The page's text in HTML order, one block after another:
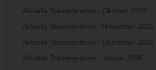
Aktuelle Steuertermine - Oktober 2025
Aktuelle Steuertermine - November 2025
Aktuelle Steuertermine - Dezember 2025
Aktuelle Steuertermine - Januar 2026